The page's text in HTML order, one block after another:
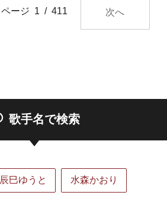
ページ 1 / 411 次へ
歌手名で検索
辰巳ゆうと 水森かおり